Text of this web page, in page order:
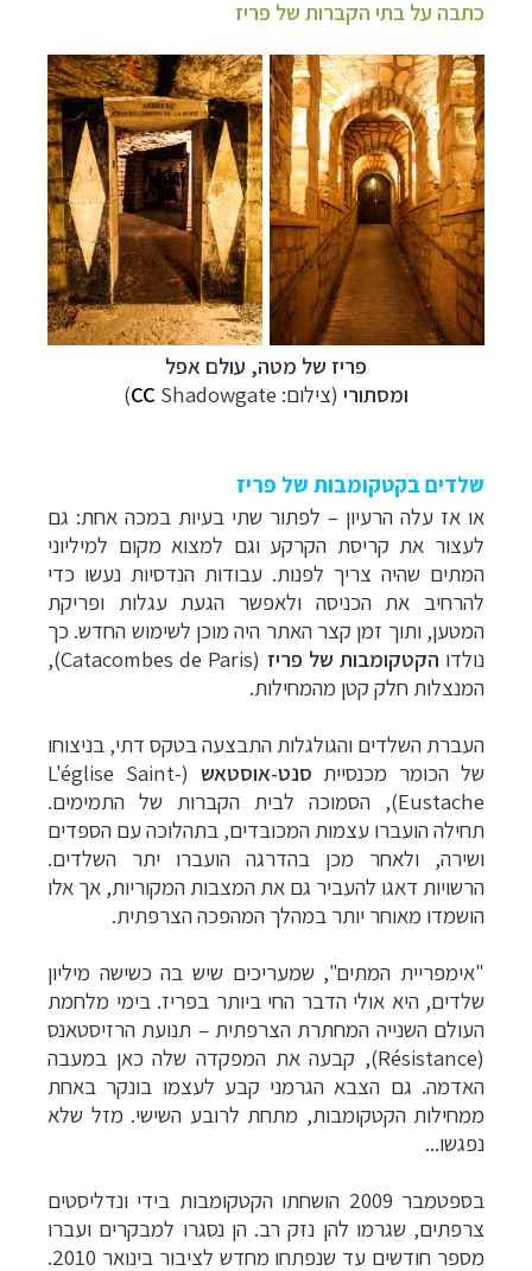
כתבה על בתי הקברות של פריז
פריז של מטה, עולם אפל
ומסתורי (צילום: CC Shadowgate)
שלדים בקטקומבות של פריז
או אז עלה הרעיון – לפתור שתי בעיות במכה אחת: גם
לעצור את קריסת הקרקע וגם למצוא מקום למיליוני
המתים שהיה צריך לפנות. עבודות הנדסיות נעשו כדי
להרחיב את הכניסה ולאפשר הגעת עגלות ופריקת
המטען, ותוך זמן קצר האתר היה מוכן לשימוש החדש. כך
נולדו הקטקומבות של פריז (
Catacombes de Paris
),
המנצלות חלק קטן מהמחילות.
העברת השלדים והגולגלות התבצעה בטקס דתי, בניצוחו
של הכומר מכנסיית סנט-אוסטאש (
L'église Saint-
Eustache), הסמוכה לבית הקברות של התמימים.
תחילה הועברו עצמות המכובדים, בתהלוכה עם הספדים
ושירה, ולאחר מכן בהדרגה הועברו יתר השלדים.
הרשויות דאגו להעביר גם את המצבות המקוריות, אך אלו
הושמדו מאוחר יותר במהלך המהפכה הצרפתית.
"אימפריית המתים", שמעריכים שיש בה כשישה מיליון
שלדים, היא אולי הדבר החי ביותר בפריז. בימי מלחמת
העולם השנייה המחתרת הצרפתית– תנועת הרזיסטאנס
(
Résistance), קבעה את המפקדה שלה כאן במעבה
האדמה. גם הצבא הגרמני קבע לעצמו בונקר באחת
ממחילות הקטקומבות, מתחת לרובע השישי. מזל שלא
נפגשו...
בספטמבר 2009 הושחתו הקטקומבות בידי ונדליסטים
צרפתים, שגרמו להן נזק רב. הן נסגרו למבקרים ועברו
מספר חודשים עד שנפתחו מחדש לציבור בינואר 2010.